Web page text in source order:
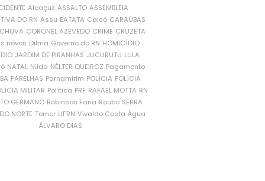
Alcaçuz ASSALTO ASSEMBLEIA
DO RN Assu BATATA Caicó CARAÚBAS
CORONEL AZEVEDO CRIME CRUZETA
novos Dilma Governo do RN HOMICÍDIO
JARDIM DE PIRANHAS JUCURUTU LULA
NATAL Nilda NÉLTER QUEIROZ Pagamento
PARELHAS Parnamirim POLÍCIA POLÍCIA
MILITAR Política PRF RAFAEL MOTTA RN
GERMANO Robinson Faria Roubo SERRA
NORTE Temer UFRN Vivaldo Costa Água
ÁLVARO DIAS